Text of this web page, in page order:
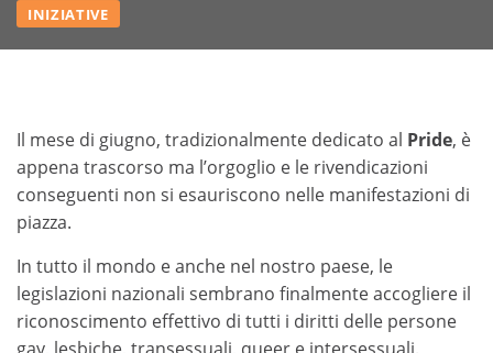
INIZIATIVE
Il mese di giugno, tradizionalmente dedicato al Pride, è
appena trascorso ma l’orgoglio e le rivendicazioni
conseguenti non si esauriscono nelle manifestazioni di
piazza.
In tutto il mondo e anche nel nostro paese, le
legislazioni nazionali sembrano finalmente accogliere il
riconoscimento effettivo di tutti i diritti delle persone